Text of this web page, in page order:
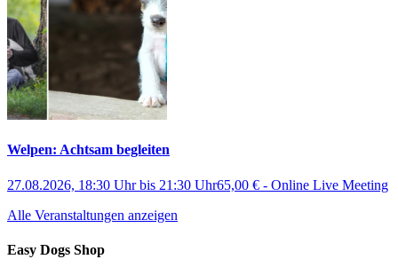
Welpen: Achtsam begleiten
27.08.2026, 18:30 Uhrbis 21:30 Uhr65,00 € - Online Live Meeting
Alle Veranstaltungen anzeigen
Easy Dogs Shop